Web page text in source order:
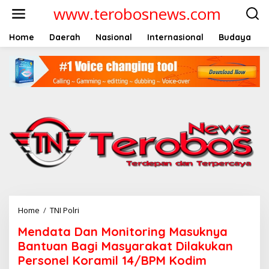
t
www.terobosnews.com
Home Daerah Nasional Internasional Budaya
Home / TNI Polri
n
d
a
t
Mendata Dan Monitoring Masuknya
Bantuan Bagi Masyarakat Dilakukan
Personel Koramil 14/BPM Kodim